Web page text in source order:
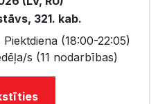
321. kab.
(18:00-22:05)
s (11 nodarbības)